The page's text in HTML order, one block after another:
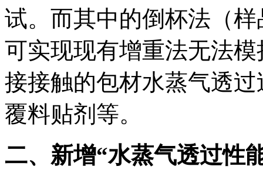
试。而其中的倒杯法（
可实现现有增重法无法
接接触的包材水蒸气透
覆料贴剂等。
二、新增“水蒸气透过性